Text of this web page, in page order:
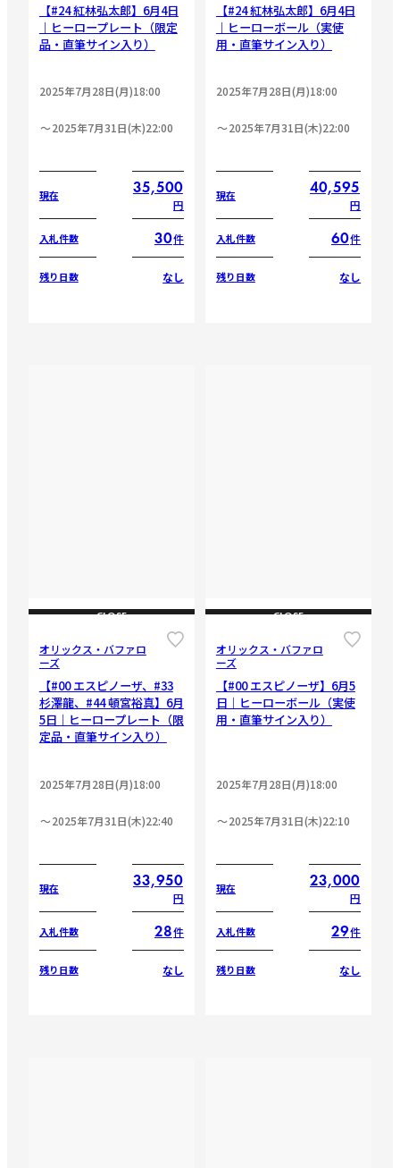
【#24 紅林弘太郎】6月4日
｜ヒーロープレート（限定
品・直筆サイン入り）
2025年7月28日(月)18:00
2025年7月31日(木)22:00
現在 35,500
円
入札件数 30件
残り日数 なし
【#24 紅林弘太郎】6月4日
｜ヒーローボール（実使
用・直筆サイン入り）
2025年7月28日(月)18:00
2025年7月31日(木)22:00
現在 40,595
円
入札件数 60件
残り日数 なし
CLOSE
オリックス・バファロ
ーズ
【#00 エスピノーザ、#33
杉澤龍、#44 頓宮裕真】6月
5日｜ヒーロープレート（限
定品・直筆サイン入り）
2025年7月28日(月)18:00
2025年7月31日(木)22:40
現在 33,950
円
入札件数 28件
残り日数 なし
CLOSE
オリックス・バファロ
ーズ
【#00 エスピノーザ】6月5
日｜ヒーローボール（実使
用・直筆サイン入り）
2025年7月28日(月)18:00
2025年7月31日(木)22:10
現在 23,000
円
入札件数 29件
残り日数 なし